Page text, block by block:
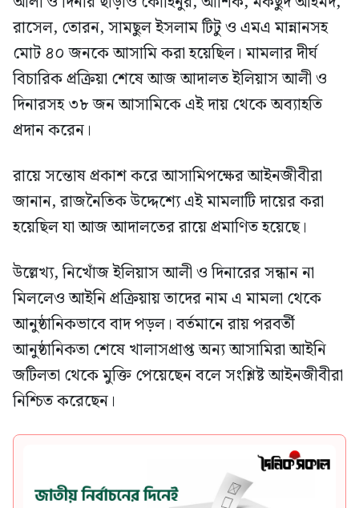
রাসেল, তোরন, সামছুল ইসলাম টিটু ও এমএ মান্নানসহ
মোট ৪০ জনকে আসামি করা হয়েছিল। মামলার দীর্ঘ
বিচারিক প্রক্রিয়া শেষে আজ আদালত ইলিয়াস আলী ও
দিনারসহ ৩৮ জন আসামিকে এই দায় থেকে অব্যাহতি
প্রদান করেন।
রায়ে সন্তোষ প্রকাশ করে আসামিপক্ষের আইনজীবীরা
জানান, রাজনৈতিক উদ্দেশ্যে এই মামলাটি দায়ের করা
হয়েছিল যা আজ আদালতের রায়ে প্রমাণিত হয়েছে।
উল্লেখ্য, নিখোঁজ ইলিয়াস আলী ও দিনারের সন্ধান না
মিললেও আইনি প্রক্রিয়ায় তাদের নাম এ মামলা থেকে
আনুষ্ঠানিকভাবে বাদ পড়ল। বর্তমানে রায় পরবর্তী
আনুষ্ঠানিকতা শেষে খালাসপ্রাপ্ত অন্য আসামিরা আইনি
জটিলতা থেকে মুক্তি পেয়েছেন বলে সংশ্লিষ্ট আইনজীবীরা
নিশ্চিত করেছেন।